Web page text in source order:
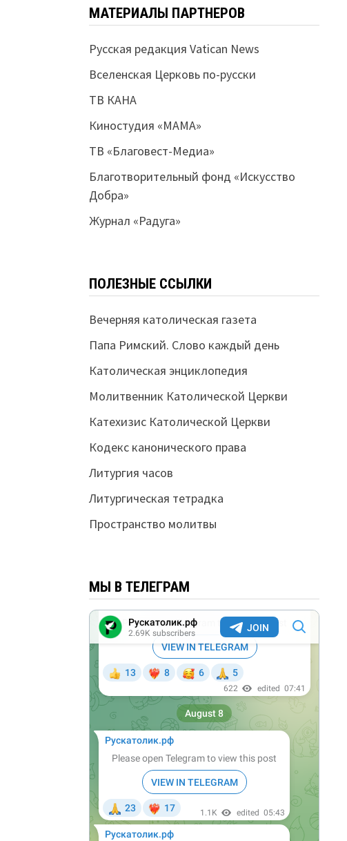
МАТЕРИАЛЫ ПАРТНЕРОВ
Русская редакция Vatican News
Вселенская Церковь по-русски
ТВ КАНА
Киностудия «МАМА»
ТВ «Благовест-Медиа»
Благотворительный фонд «Искусство
Добра»
Журнал «Радуга»
ПОЛЕЗНЫЕ ССЫЛКИ
Вечерняя католическая газета
Папа Римский. Слово каждый день
Католическая энциклопедия
Молитвенник Католической Церкви
Катехизис Католической Церкви
Кодекс канонического права
Литургия часов
Литургическая тетрадка
Пространство молитвы
МЫ В ТЕЛЕГРАМ